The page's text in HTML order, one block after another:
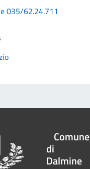
035/62.24.711
Comune
di
Dalmine